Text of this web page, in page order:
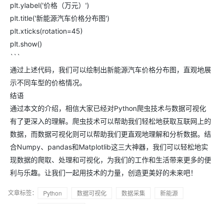
plt.ylabel('价格（万元）')
plt.title('新能源汽车价格分布图')
plt.xticks(rotation=45)
plt.show()
```
通过上述代码，我们可以绘制出新能源汽车价格分布图，直观地展
示不同车型的价格情况。
结语
通过本文的介绍，相信大家已经对Python爬虫技术与数据可视化
有了更深入的理解。爬虫技术可以帮助我们轻松地获取互联网上的
数据，而数据可视化则可以帮助我们更直观地理解和分析数据。结
合Numpy、pandas和Matplotlib这三大神器，我们可以轻松地实
现数据的爬取、处理和可视化，为我们的工作和生活带来更多的便
利与乐趣。让我们一起用技术的力量，创造更美好的未来吧！
文章标签： Python 数据可视化 数据采集
新能源